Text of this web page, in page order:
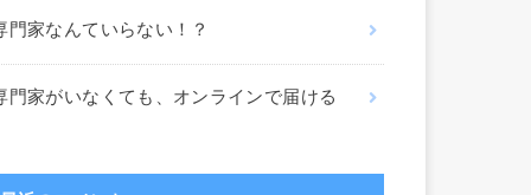
門家なんていらない！？
門家がいなくても、オンラインで届ける